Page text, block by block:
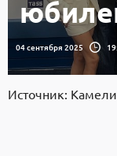
04 сентября 2025
Источник: